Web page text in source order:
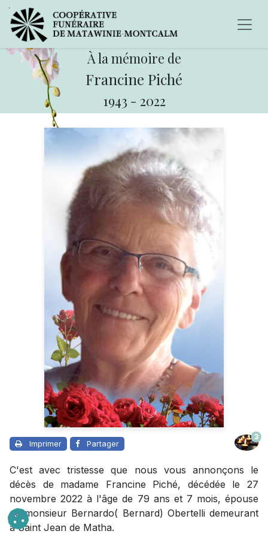
À la mémoire de
Francine Piché
1943 - 2022
Imprimer Partager
3
C'est avec tristesse que nous vous annonçons le
décès de madame Francine Piché, décédée le 27
novembre 2022 à l'âge de 79 ans et 7 mois, épouse
de monsieur Bernardo( Bernard) Obertelli demeurant
à Saint Jean de Matha.